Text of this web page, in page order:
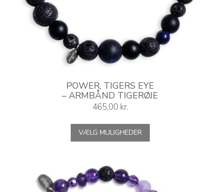
POWER, TIGERS EYE
– ARMBÅND TIGERØJE
465,00 kr.
VÆLG MULIGHEDER Dette
har
kan
vælges